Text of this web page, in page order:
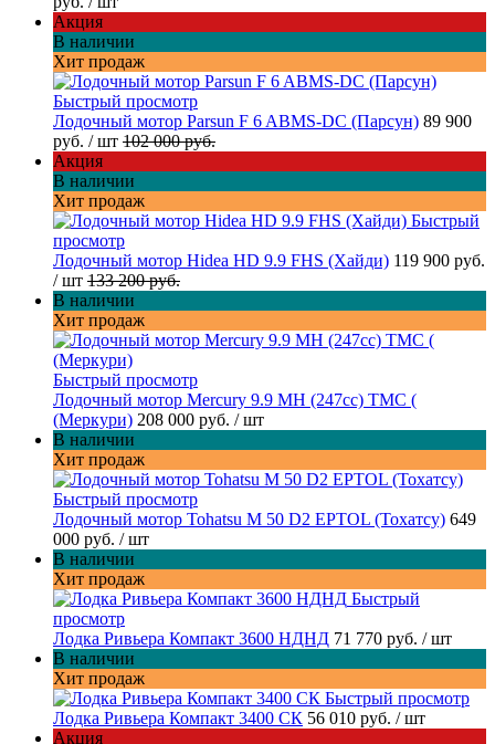
Акция
В наличии
Хит продаж
Быстрый просмотр
Лодочный мотор Parsun F 6 ABMS-DC (Парсун) 89 900
руб. / шт 102 000 руб.
Акция
В наличии
Хит продаж
Быстрый
просмотр
Лодочный мотор Hidea HD 9.9 FHS (Хайди) 119 900 руб.
/ шт 133 200 руб.
В наличии
Хит продаж
Быстрый просмотр
Лодочный мотор Mercury 9.9 МН (247cc) TMC (
(Меркури) 208 000 руб. / шт
В наличии
Хит продаж
Быстрый просмотр
Лодочный мотор Tohatsu M 50 D2 EPTOL (Тохатсу) 649
000 руб. / шт
В наличии
Хит продаж
Быстрый
просмотр
Лодка Ривьера Компакт 3600 НДНД 71 770 руб. / шт
В наличии
Хит продаж
Быстрый просмотр
Лодка Ривьера Компакт 3400 СК 56 010 руб. / шт
Акция